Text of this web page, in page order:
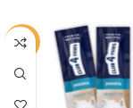
-13%